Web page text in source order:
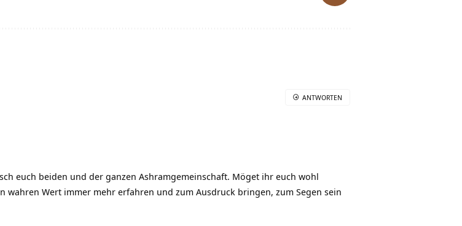
euch beiden und der ganzen Ashramgemeinschaft. Möget ihr euch wohl
Wert immer mehr erfahren und zum Ausdruck bringen, zum Segen sein
ANTWORTEN